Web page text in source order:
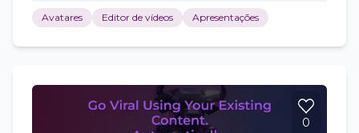
Avatares Editor de vídeos Apresentações
0